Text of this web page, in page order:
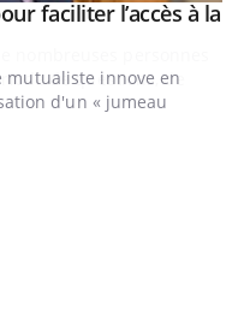
faciliter l’accès à la
mutualiste innove en
d'un « jumeau